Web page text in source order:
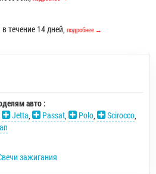
течение 14 дней, подробнее →
авто :
Jetta, Passat, Polo, Scirocco,
зажигания